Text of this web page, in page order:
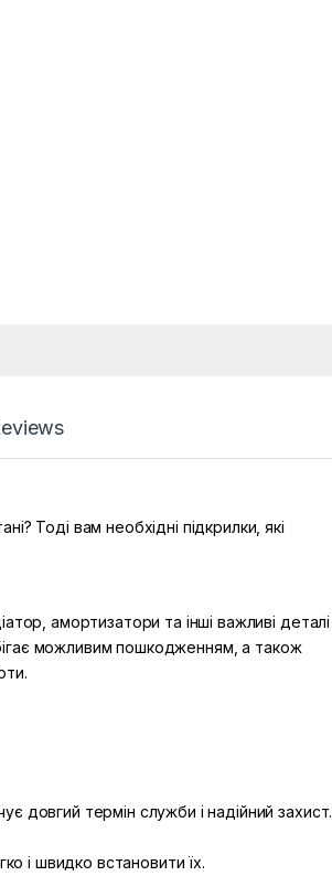
Тоді вам необхідні підкрилки, які
амортизатори та інші важливі деталі
можливим пошкодженням, а також
довгий термін служби і надійний захист.
і швидко встановити їх.